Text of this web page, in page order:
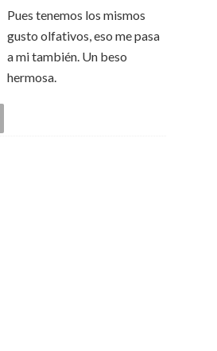
Pues tenemos los mismos
gusto olfativos, eso me pasa
a mi también. Un beso
hermosa.